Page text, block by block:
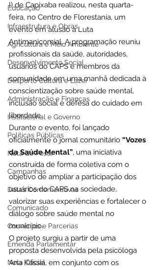
Educação
Infraestrutura e Obras
Agricultura e Meio Ambiente
Desenvolvimento Social
Desporto Cultura e Lazer
Administração e Finanças
Institucional e Governo
Políticas Públicas
Nota de Pesar
Campanhas
Datas Comemorativas
Comunicado
Convênios e Parcerias
Emenda Parlamentar
Nota Oficial
I) de Capixaba realizou, nesta quarta-
feira, no Centro de Florestania, um
evento em alusão à Luta
Antimanicomial. A programação reuniu
profissionais da saúde, autoridades,
usuários do CAPS e membros da
comunidade em uma manhã dedicada à
conscientização sobre saúde mental,
inclusão social e defesa do cuidado em
liberdade.
Durante o evento, foi lançado
oficialmente o jornal comunitário “Vozes
da Saúde Mental”, uma iniciativa
construída de forma coletiva com o
objetivo de ampliar a participação dos
usuários do CAPS na sociedade,
valorizar suas experiências e fortalecer o
diálogo sobre saúde mental no
município.
O projeto surgiu a partir de uma
proposta desenvolvida pela psicóloga
Ana Kássia, em conjunto com os